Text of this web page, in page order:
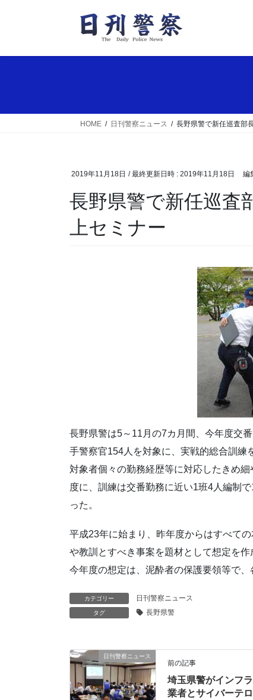
HOME 日刊警察ニュース 長野県警で新任巡査部
2019年11月18日 / 最終更新日時 : 2019年11月18日 編
長野県警で新任巡査部長・若手対象の実務能力向
上セミナー
長野県警は5～11月の7カ月間、今年度交
手警察官154人を対象に、実戦的総合訓練
対象者個々の勤務経歴等に対応したきめ
度に、訓練は交番勤務に近い1班4人編制
った。
平成23年に始まり、昨年度からはすべて
や教訓とすべき事案を題材として想定を作
今年度の想定は、泥酔者の保護要領等で
カテゴリー 日刊警察ニュース
タグ 長野県警
日刊警察ニュース
前の記事
埼玉県警がインフ
業者とサイバーテ